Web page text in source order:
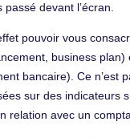
devant l’écran.
pouvoir vous
business plan)
bancaire). Ce n’est
sur des indicateurs
relation avec un